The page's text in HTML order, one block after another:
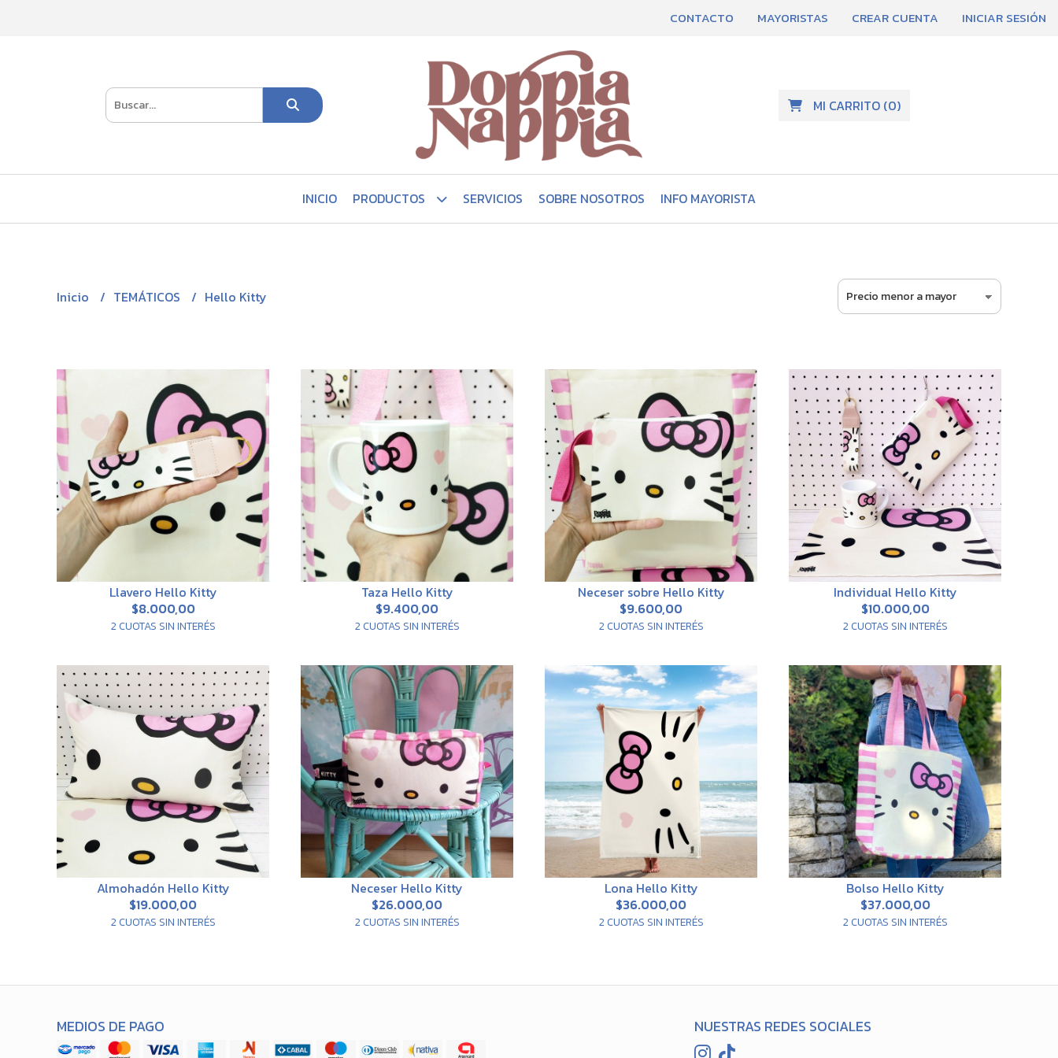
CONTACTO MAYORISTAS CREAR CUENTA INICIAR SESIÓN
MI CARRITO(0)
INICIO PRODUCTOS SERVICIOS SOBRE NOSOTROS INFO MAYORISTA
Inicio TEMÁTICOS Hello Kitty
Llavero Hello Kitty
$8.000,00
2 CUOTAS SIN INTERÉS
Taza Hello Kitty
$9.400,00
2 CUOTAS SIN INTERÉS
Neceser sobre Hello Kitty
$9.600,00
2 CUOTAS SIN INTERÉS
Individual Hello Kitty
$10.000,00
2 CUOTAS SIN INTERÉS
Almohadón Hello Kitty
$19.000,00
2 CUOTAS SIN INTERÉS
Neceser Hello Kitty
$26.000,00
2 CUOTAS SIN INTERÉS
Lona Hello Kitty
$36.000,00
2 CUOTAS SIN INTERÉS
Bolso Hello Kitty
$37.000,00
2 CUOTAS SIN INTERÉS
MEDIOS DE PAGO NUESTRAS REDES SOCIALES